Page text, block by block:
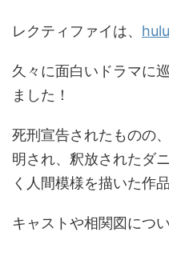
レクティファイは、 hulu
久々に面白いドラマに
ました！
死刑宣告されたものの
明され、釈放されたダ
く人間模様を描いた作品
キャストや相関図につ